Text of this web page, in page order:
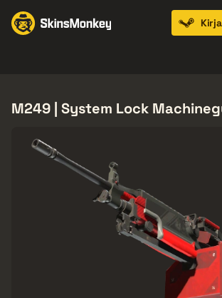
M249 | System Lock